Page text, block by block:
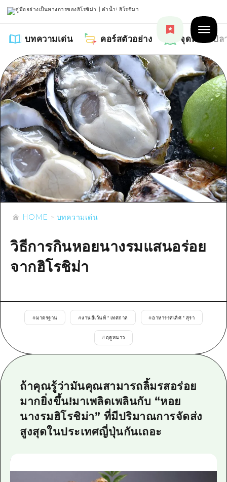
บทความเด่น คอร์สตัวอย่าง จุดหมายปล
บทความเด่น
รายการ
คำแนะนำ
ศิลปะ
งานอีเว้นท์ / เทศกาล
อาหารรสเลิศ / สุรา
การปั่นจักรยาน
ช้อปปิ้ง
สถานบันเทิงยามค่ำคืน
มรดกโลก
ประสบการณ์ / ในการเรียนรู้
ประวัติศาสตร์ / วัฒนธรรม
การรักษา
ธรรมชาติ
คอร์สตัวอย่าง
รายการ
คู่มือ Dive! Hiroshima
อากิ
บิงโก
เกโฮค
บริเวณรอบๆ มิยาจิมะ
ยามากุจิตะวันออก
จุดหมายปลายทาง
รายการ
บริเวณรอบเมืองฮิโรชิม่า
บิงโก
เกโฮคุ
บริเวณรอบๆ มิยาจิมะ
ยามากุจิตะวันออก
ชิมาเนะ
อีเว้นท์
ข้อมูลที่เป็นประโยชน์
สรุปการจราจรรอง
ความแออัดของสิ่งอำนวยความสะดวก
บริการรับฝากและจัดส่งสัมภาระ
ฮิโรชิมะโอโมะเตะนะชิ
ฮิโรชิม่า ฟรี Wi-Fi
ไกด์อาสาสมัครไ
อีเว้นท์
HOME บทความเด่น
วิธีการกินหอยนางรมแสนอร่อย
จากฮิโรชิม่า
#มาตรฐาน #งานอีเว้นท์ * เทศกาล #อาหารรสเลิศ * สุรา
#ฤดูหนาว
ถ้าคุณรู้ว่ามันคุณสามารถลิ้มรสอร่อย
มากยิ่งขึ้น!มาเพลิดเพลินกับ “หอย
นางรมฮิโรชิม่า” ที่มีปริมาณการจัดส่ง
สูงสุดในประเทศญี่ปุ่นกันเถอะ